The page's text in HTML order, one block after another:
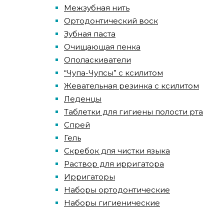
Межзубная нить
Ортодонтический воск
Зубная паста
Очищающая пенка
Ополаскиватели
“Чупа-Чупсы” с ксилитом
Жевательная резинка с ксилитом
Леденцы
Таблетки для гигиены полости рта
Спрей
Гель
Скребок для чистки языка
Раствор для ирригатора
Ирригаторы
Наборы ортодонтические
Наборы гигиенические